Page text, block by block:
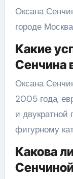
Оксана
городе
Какие
Сенчина
Оксана
2005 года,
и двукратной
фигурному
Какова